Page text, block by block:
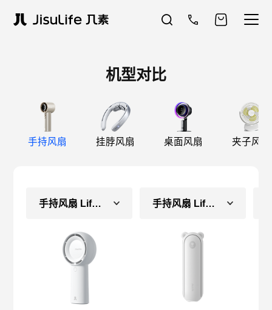
机型对比
手持风扇 挂脖风扇 桌面风扇 夹子风扇
手持风扇 Life5 Plus 手持风扇 Life8（长续航款）